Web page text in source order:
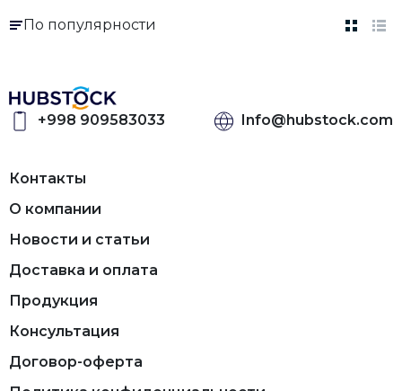
По популярности
+998 909583033 Info@hubstock.com
Контакты
О компании
Новости и статьи
Доставка и оплата
Продукция
Консультация
Договор-оферта